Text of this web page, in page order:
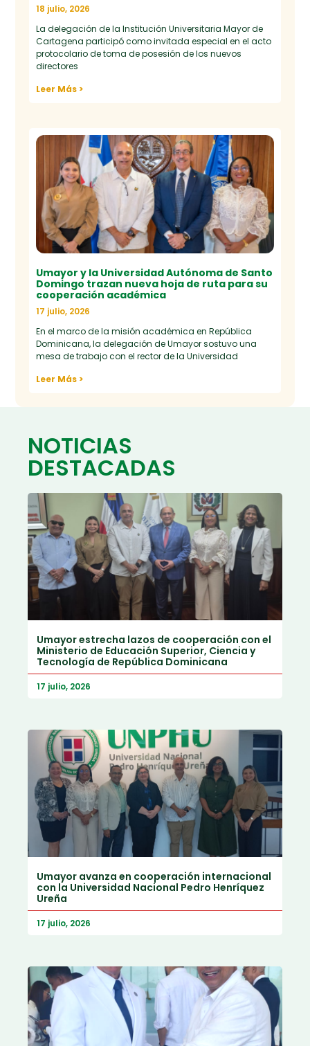
18 julio, 2026
La delegación de la Institución Universitaria Mayor de
Cartagena participó como invitada especial en el acto
protocolario de toma de posesión de los nuevos
directores
Leer Más >
Umayor y la Universidad Autónoma de Santo
Domingo trazan nueva hoja de ruta para su
cooperación académica
17 julio, 2026
En el marco de la misión académica en República
Dominicana, la delegación de Umayor sostuvo una
mesa de trabajo con el rector de la Universidad
Leer Más >
NOTICIAS
DESTACADAS
Umayor estrecha lazos de cooperación con el
Ministerio de Educación Superior, Ciencia y
Tecnología de República Dominicana
17 julio, 2026
Umayor avanza en cooperación internacional
con la Universidad Nacional Pedro Henríquez
Ureña
17 julio, 2026